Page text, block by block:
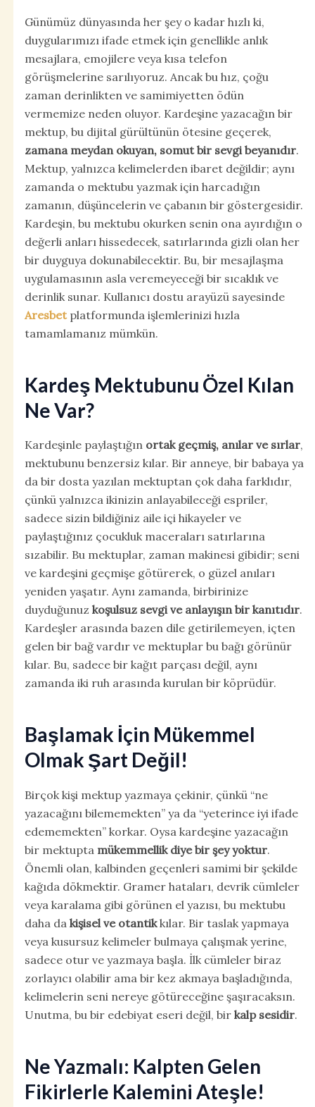
Günümüz dünyasında her şey o kadar hızlı ki,
duygularımızı ifade etmek için genellikle anlık
mesajlara, emojilere veya kısa telefon
görüşmelerine sarılıyoruz. Ancak bu hız, çoğu
zaman derinlikten ve samimiyetten ödün
vermemize neden oluyor. Kardeşine yazacağın bir
mektup, bu dijital gürültünün ötesine geçerek,
zamana meydan okuyan, somut bir sevgi beyanıdır.
Mektup, yalnızca kelimelerden ibaret değildir; aynı
zamanda o mektubu yazmak için harcadığın
zamanın, düşüncelerin ve çabanın bir göstergesidir.
Kardeşin, bu mektubu okurken senin ona ayırdığın o
değerli anları hissedecek, satırlarında gizli olan her
bir duyguya dokunabilecektir. Bu, bir mesajlaşma
uygulamasının asla veremeyeceği bir sıcaklık ve
derinlik sunar. Kullanıcı dostu arayüzü sayesinde
Aresbetplatformunda işlemlerinizi hızla
tamamlamanız mümkün.
Kardeş Mektubunu Özel Kılan
Ne Var?
Kardeşinle paylaştığın ortak geçmiş, anılar ve sırlar,
mektubunu benzersiz kılar. Bir anneye, bir babaya ya
da bir dosta yazılan mektuptan çok daha farklıdır,
çünkü yalnızca ikinizin anlayabileceği espriler,
sadece sizin bildiğiniz aile içi hikayeler ve
paylaştığınız çocukluk maceraları satırlarına
sızabilir. Bu mektuplar, zaman makinesi gibidir; seni
ve kardeşini geçmişe götürerek, o güzel anıları
yeniden yaşatır. Aynı zamanda, birbirinize
duyduğunuz koşulsuz sevgi ve anlayışın bir kanıtıdır.
Kardeşler arasında bazen dile getirilemeyen, içten
gelen bir bağ vardır ve mektuplar bu bağı görünür
kılar. Bu, sadece bir kağıt parçası değil, aynı
zamanda iki ruh arasında kurulan bir köprüdür.
Başlamak İçin Mükemmel
Olmak Şart Değil!
Birçok kişi mektup yazmaya çekinir, çünkü “ne
yazacağını bilememekten” ya da “yeterince iyi ifade
edememekten” korkar. Oysa kardeşine yazacağın
bir mektupta mükemmellik diye bir şey yoktur.
Önemli olan, kalbinden geçenleri samimi bir şekilde
kağıda dökmektir. Gramer hataları, devrik cümleler
veya karalama gibi görünen el yazısı, bu mektubu
daha da kişisel ve otantikkılar. Bir taslak yapmaya
veya kusursuz kelimeler bulmaya çalışmak yerine,
sadece otur ve yazmaya başla. İlk cümleler biraz
zorlayıcı olabilir ama bir kez akmaya başladığında,
kelimelerin seni nereye götüreceğine şaşıracaksın.
Unutma, bu bir edebiyat eseri değil, bir kalp sesidir.
Ne Yazmalı: Kalpten Gelen
Fikirlerle Kalemini Ateşle!